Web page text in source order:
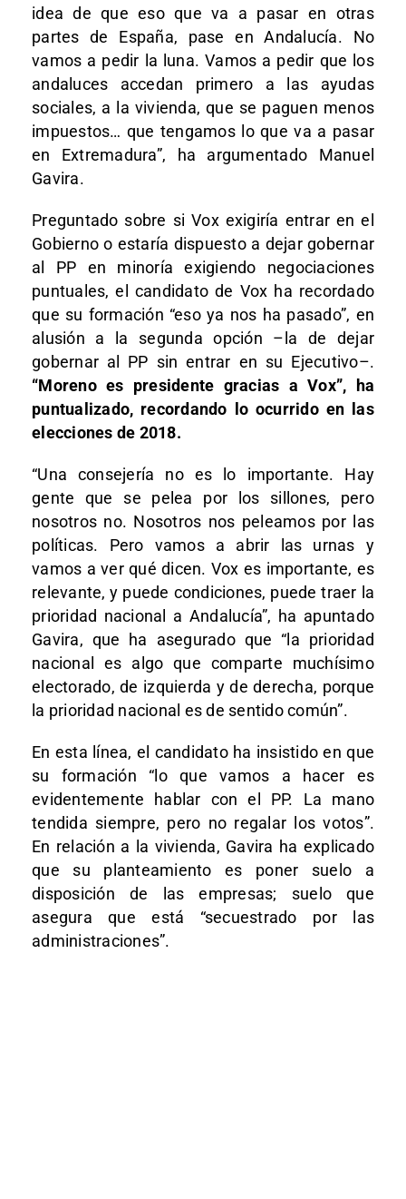
idea de que eso que va a pasar en otras
partes de España, pase en Andalucía. No
vamos a pedir la luna. Vamos a pedir que los
andaluces accedan primero a las ayudas
sociales, a la vivienda, que se paguen menos
impuestos… que tengamos lo que va a pasar
en Extremadura”, ha argumentado Manuel
Gavira.
Preguntado sobre si Vox exigiría entrar en el
Gobierno o estaría dispuesto a dejar gobernar
al PP en minoría exigiendo negociaciones
puntuales, el candidato de Vox ha recordado
que su formación “eso ya nos ha pasado”, en
alusión a la segunda opción –la de dejar
gobernar al PP sin entrar en su Ejecutivo–.
“Moreno es presidente gracias a Vox”, ha
puntualizado, recordando lo ocurrido en las
elecciones de 2018.
“Una consejería no es lo importante. Hay
gente que se pelea por los sillones, pero
nosotros no. Nosotros nos peleamos por las
políticas. Pero vamos a abrir las urnas y
vamos a ver qué dicen. Vox es importante, es
relevante, y puede condiciones, puede traer la
prioridad nacional a Andalucía”, ha apuntado
Gavira, que ha asegurado que “la prioridad
nacional es algo que comparte muchísimo
electorado, de izquierda y de derecha, porque
la prioridad nacional es de sentido común”.
En esta línea, el candidato ha insistido en que
su formación “lo que vamos a hacer es
evidentemente hablar con el PP. La mano
tendida siempre, pero no regalar los votos”.
En relación a la vivienda, Gavira ha explicado
que su planteamiento es poner suelo a
disposición de las empresas; suelo que
asegura que está “secuestrado por las
administraciones”.